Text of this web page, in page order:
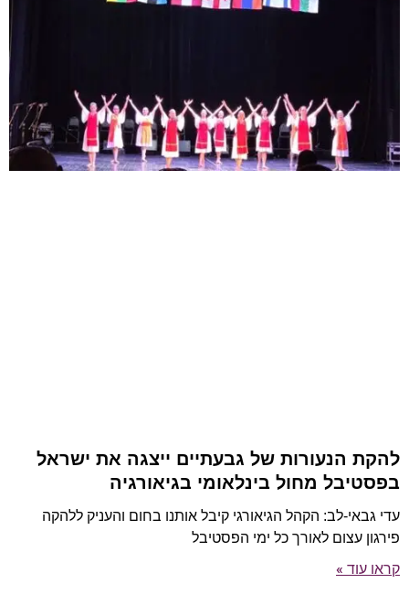
להקת הנעורות של גבעתיים ייצגה את ישראל
בפסטיבל מחול בינלאומי בגיאורגיה
עדי גבאי-לב: הקהל הגיאורגי קיבל אותנו בחום והעניק ללהקה
פירגון עצום לאורך כל ימי הפסטיבל
קראו עוד »